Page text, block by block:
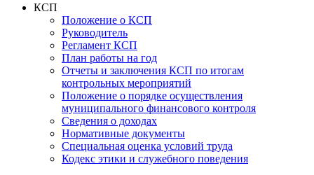
КСП
Положение о КСП
Руководитель
Регламент КСП
План работы на год
Отчеты и заключения КСП по итогам
контрольных мероприятий
Положение о порядке осуществления
муниципального финансового контроля
Сведения о доходах
Нормативные документы
Специальная оценка условий труда
Кодекс этики и служебного поведения